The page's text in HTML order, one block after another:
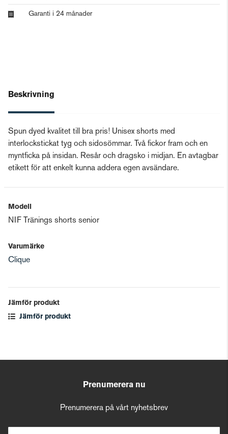
Garanti i 24 månader
Beskrivning
Spun dyed kvalitet till bra pris! Unisex shorts med
interlockstickat tyg och sidosömmar. Två fickor fram och en
myntficka på insidan. Resår och dragsko i midjan. En avtagbar
etikett för att enkelt kunna addera egen avsändare.
Modell
NIF Tränings shorts senior
Varumärke
Clique
Jämför produkt
Jämför produkt
Prenumerera nu
Prenumerera på vårt nyhetsbrev